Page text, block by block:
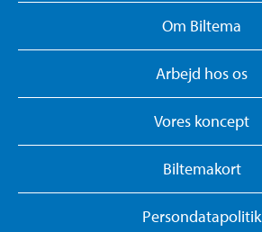
Om Biltema
Arbejd hos os
Vores koncept
Biltemakort
Persondatapolitik